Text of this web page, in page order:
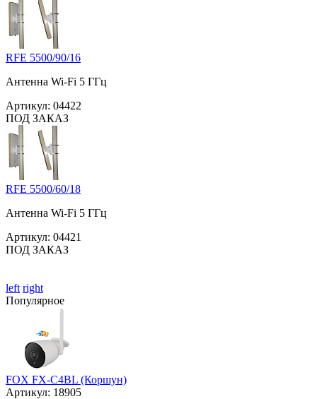
RFE 5500/90/16
Антенна Wi-Fi 5 ГГц
Артикул: 04422
ПОД ЗАКАЗ
RFE 5500/60/18
Антенна Wi-Fi 5 ГГц
Артикул: 04421
ПОД ЗАКАЗ
left right
Популярное
FOX FX-C4BL (Коршун)
Артикул: 18905